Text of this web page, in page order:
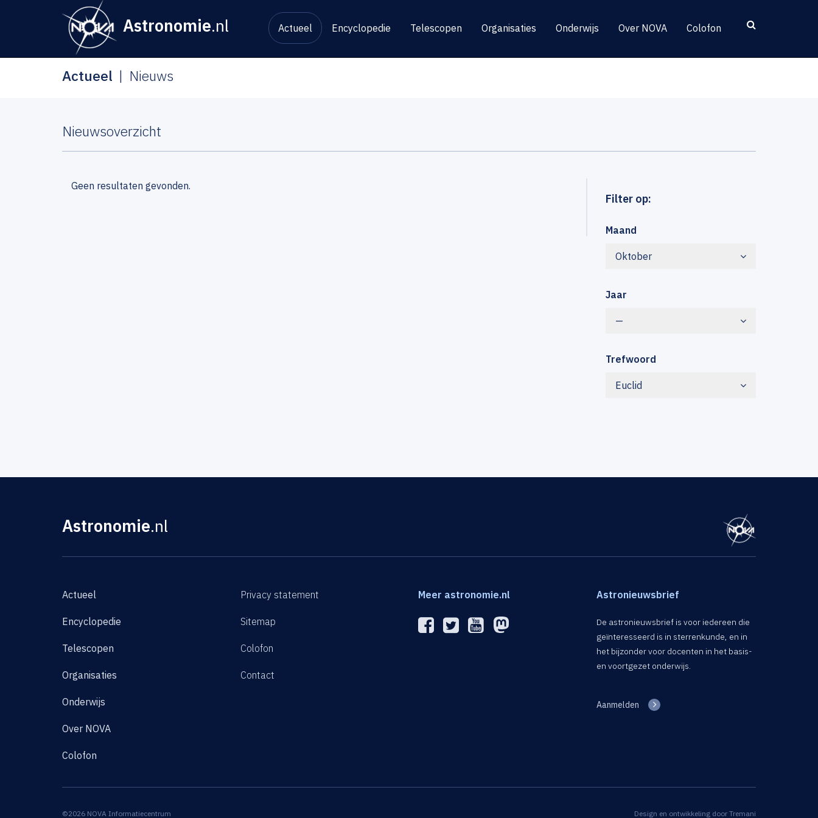
Astronomie.nl Actueel Encyclopedie Telescopen Organisaties Onderwijs Over NOVA Colofon
Actueel Nieuws
Nieuwsoverzicht
Filter op:
Maand
Oktober
Jaar
—
Trefwoord
Euclid
Geen resultaten gevonden.
Astronomie.nl
Actueel
Encyclopedie
Telescopen
Organisaties
Onderwijs
Over NOVA
Colofon
Privacy statement
Sitemap
Colofon
Contact
Meer astronomie.nl Astronieuwsbrief
De astronieuwsbrief is voor iedereen die
geïnteresseerd is in sterrenkunde, en in
het bijzonder voor docenten in het basis-
en voortgezet onderwijs.
Aanmelden
©2026 NOVA Informatiecentrum Design en ontwikkeling door Tremani